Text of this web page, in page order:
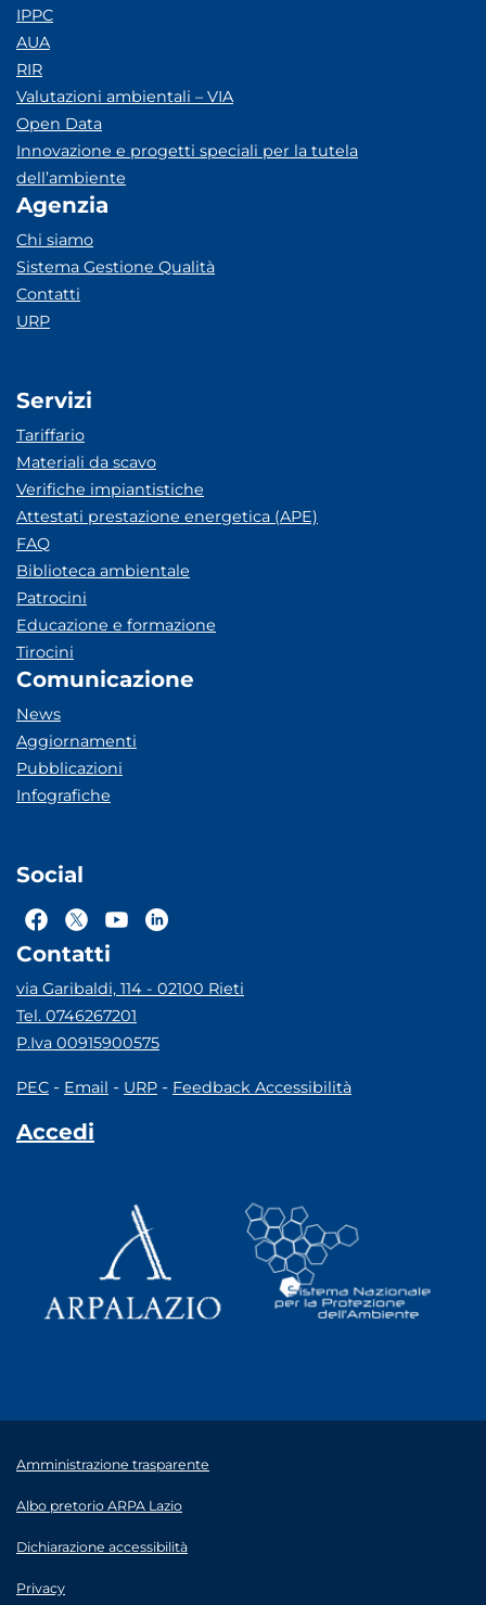
IPPC
AUA
RIR
Valutazioni ambientali – VIA
Open Data
Innovazione e progetti speciali per la tutela
dell’ambiente
Agenzia
Chi siamo
Sistema Gestione Qualità
Contatti
URP
Servizi
Tariffario
Materiali da scavo
Verifiche impiantistiche
Attestati prestazione energetica (APE)
FAQ
Biblioteca ambientale
Patrocini
Educazione e formazione
Tirocini
Comunicazione
News
Aggiornamenti
Pubblicazioni
Infografiche
Social
Contatti
via Garibaldi, 114 - 02100 Rieti
Tel. 0746267201
P.Iva 00915900575
PEC - Email - URP - Feedback Accessibilità
Accedi
Amministrazione trasparente
Albo pretorio ARPA Lazio
Dichiarazione accessibilità
Privacy